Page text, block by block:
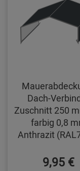
Dach-
Zuschnitt 250
farbig 0,8
Anthrazit
9,95 €